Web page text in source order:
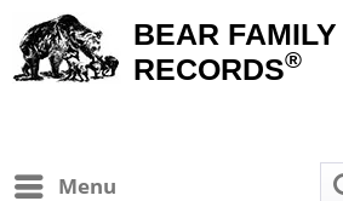
BEAR FAMILY
RECORDS®
Menu